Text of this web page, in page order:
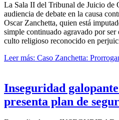
La Sala II del Tribunal de Juicio de
audiencia de debate en la causa
Oscar Zanchetta, quien está
simple continuado agravado por
culto religioso reconocido en
Leer más: Caso Zanchetta:
Inseguridad
presenta plan de